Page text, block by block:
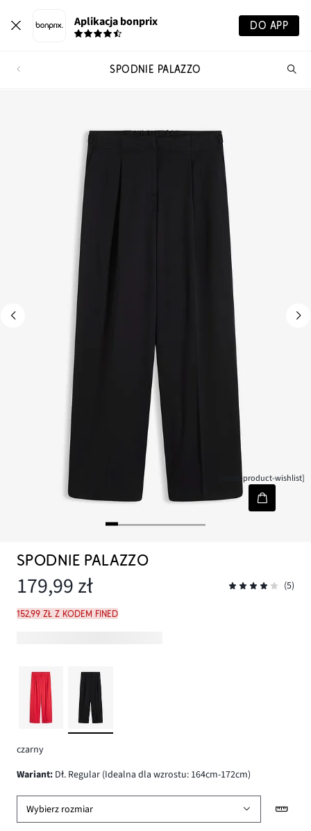
Aplikacja bonprix DO APP
SPODNIE PALAZZO
[node-product-wishlist]
SPODNIE PALAZZO
179,99 zł (5)
152,99 zł z kodem FINED
czarny
wariant: Dł. Regular (Idealna dla wzrostu: 164cm-172cm)
Wybierz rozmiar